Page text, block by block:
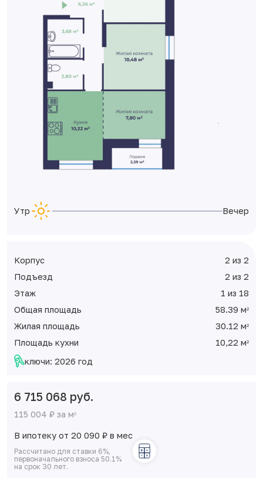
Утро Вечер
Корпус
2 из 2
Подъезд
2 из 2
Этаж
1 из 18
Общая площадь
58.39 м2
Жилая площадь 30.12 м2
Площадь кухни 10,22 м2
ключи: 2026 год
6 715 068 руб.
115 004 ₽ за м2
В ипотеку от 20 090 ₽ в мес
Рассчитано для ставки 6%,
первоначального взноса 50.1%
на срок 30 лет.